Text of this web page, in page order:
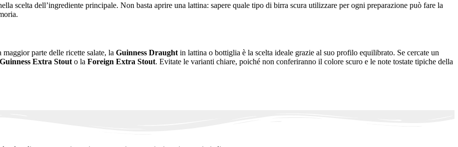
scelta dell’ingrediente principale. Non basta aprire una lattina: sapere quale tipo di birra scura utilizzare per ogni preparazione può fare la
parte delle ricette salate, la Guinness Draught in lattina o bottiglia è la scelta ideale grazie al suo profilo equilibrato. Se cercate un
Guinness Extra Stout o la Foreign Extra Stout. Evitate le varianti chiare, poiché non conferiranno il colore scuro e le note tostate tipiche della